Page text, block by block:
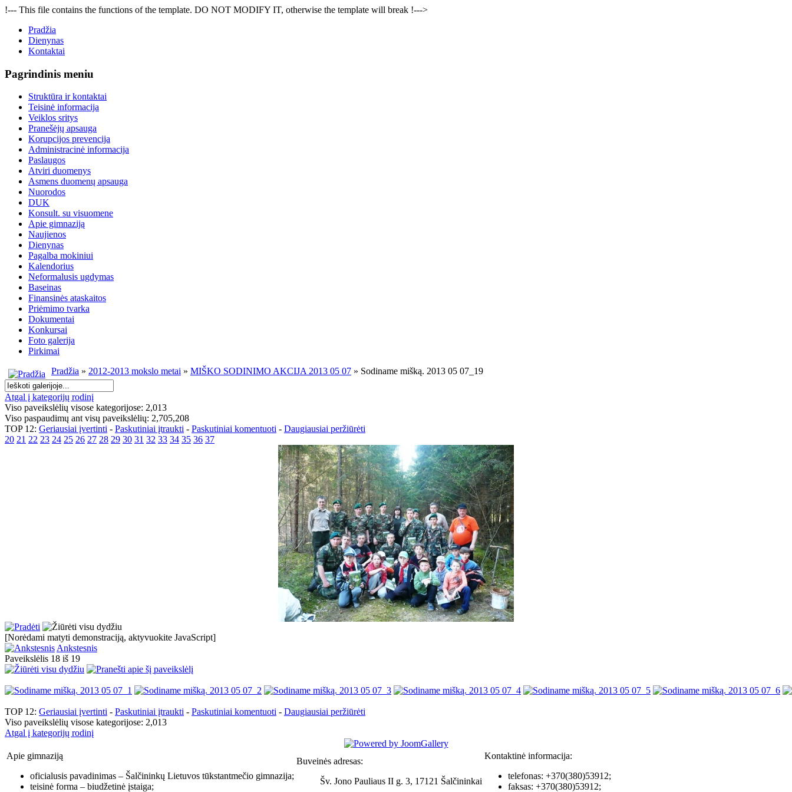
!--- This file contains the functions of the template. DO NOT MODIFY IT, otherwise the template will break !--->
Pradžia
Dienynas
Kontaktai
Pagrindinis meniu
Struktūra ir kontaktai
Teisinė informacija
Veiklos sritys
Pranešėjų apsauga
Korupcijos prevencija
Administracinė informacija
Paslaugos
Atviri duomenys
Asmens duomenų apsauga
Nuorodos
DUK
Konsult. su visuomene
Apie gimnaziją
Naujienos
Dienynas
Pagalba mokiniui
Kalendorius
Neformalusis ugdymas
Baseinas
Finansinės ataskaitos
Priėmimo tvarka
Dokumentai
Konkursai
Foto galerija
Pirkimai
Pradžia » 2012-2013 mokslo metai » MIŠKO SODINIMO AKCIJA 2013 05 07 » Sodiname mišką. 2013 05 07_19
Atgal į kategorijų rodinį
Viso paveikslėlių visose kategorijose: 2,013
Viso paspaudimų ant visų paveikslėlių: 2,705,208
TOP 12: Geriausiai įvertinti - Paskutiniai įtraukti - Paskutiniai komentuoti - Daugiausiai peržiūrėti
20 21 22 23 24 25 26 27 28 29 30 31 32 33 34 35 36 37
[Norėdami matyti demonstraciją, aktyvuokite JavaScript]
Ankstesnis
Paveikslėlis 18 iš 19
TOP 12: Geriausiai įvertinti - Paskutiniai įtraukti - Paskutiniai komentuoti - Daugiausiai peržiūrėti
Viso paveikslėlių visose kategorijose: 2,013
Atgal į kategorijų rodinį
Apie gimnaziją
oficialusis pavadinimas – Šalčininkų Lietuvos tūkstantmečio gimnazija;
teisinė forma – biudžetinė įstaiga;
Buveinės adresas:
Šv. Jono Pauliaus II g. 3, 17121 Šalčininkai
Kontaktinė informacija:
telefonas: +370(380)53912;
faksas: +370(380)53912;